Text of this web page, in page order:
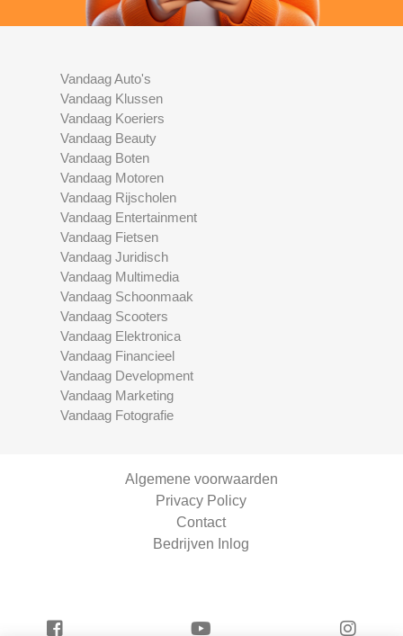
Vandaag Auto's
Vandaag Klussen
Vandaag Koeriers
Vandaag Beauty
Vandaag Boten
Vandaag Motoren
Vandaag Rijscholen
Vandaag Entertainment
Vandaag Fietsen
Vandaag Juridisch
Vandaag Multimedia
Vandaag Schoonmaak
Vandaag Scooters
Vandaag Elektronica
Vandaag Financieel
Vandaag Development
Vandaag Marketing
Vandaag Fotografie
Algemene voorwaarden
Privacy Policy
Contact
Bedrijven Inlog